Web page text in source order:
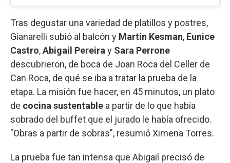
Tras degustar una variedad de platillos y postres,
Gianarelli subió al balcón y Martín Kesman, Eunice
Castro,Abigail Pereira y Sara Perrone
descubrieron, de boca de Joan Roca del Celler de
Can Roca, de qué se iba a tratar la prueba de la
etapa. La misión fue hacer, en 45 minutos, un plato
de cocina sustentable a partir de lo que había
sobrado del buffet que el jurado le había ofrecido.
"Obras a partir de sobras", resumió Ximena Torres.
La prueba fue tan intensa que Abigail precisó de